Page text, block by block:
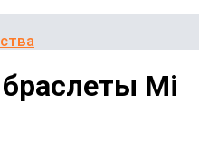
Mi